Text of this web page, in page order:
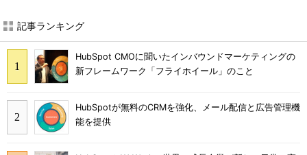
記事ランキング
HubSpot CMOに聞いたインバウンドマーケティングの
新フレームワーク「フライホイール」のこと
HubSpotが無料のCRMを強化、メール配信と広告管理機
能を提供